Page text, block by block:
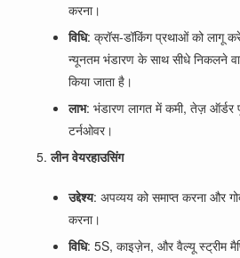
करना।
विधि: क्रॉस-डॉकिंग प्रथाओं को लागू
न्यूनतम भंडारण के साथ सीधे निकलने
किया जाता है।
लाभ: भंडारण लागत में कमी, तेज़ ऑर्डर
टर्नओवर।
लीन वेयरहाउसिंग
उद्देश्य: अपव्यय को समाप्त करना और
करना।
विधि: 5S, काइज़ेन, और वैल्यू स्ट्रीम